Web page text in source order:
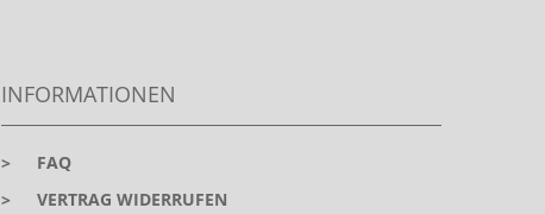
INFORMATIONEN
>
FAQ
>
VERTRAG WIDERRUFEN